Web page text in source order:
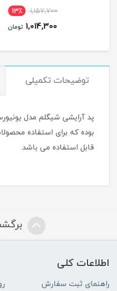
1,157,700 13٪
1,014,300 تومان
توضیحات تکمیلی
پد آرایشی شیگلم مدل
بوده که برای استفاده
قابل استفاده می باشد.
اطلاعات کلی
راهنمای ثبت سفارش